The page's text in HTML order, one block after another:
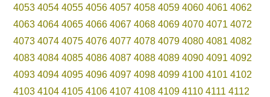
4053 4054 4055 4056 4057 4058 4059 4060 4061 4062
4063 4064 4065 4066 4067 4068 4069 4070 4071 4072
4073 4074 4075 4076 4077 4078 4079 4080 4081 4082
4083 4084 4085 4086 4087 4088 4089 4090 4091 4092
4093 4094 4095 4096 4097 4098 4099 4100 4101 4102
4103 4104 4105 4106 4107 4108 4109 4110 4111 4112